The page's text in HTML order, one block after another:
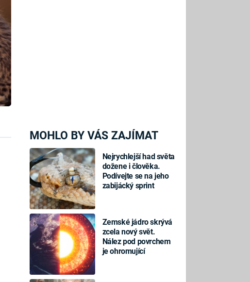
MOHLO BY VÁS ZAJÍMAT
Nejrychlejší had světa
dožene i člověka.
Podívejte se na jeho
zabijácký sprint
Zemské jádro skrývá
zcela nový svět.
Nález pod povrchem
je ohromující